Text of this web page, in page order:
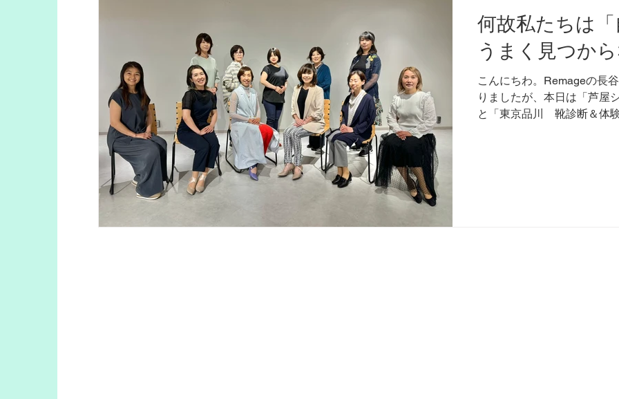
何故私たちは
うまく見つか
こんにちわ。Remageの長
りましたが、本日は「芦屋
と「東京品川 靴診断＆体